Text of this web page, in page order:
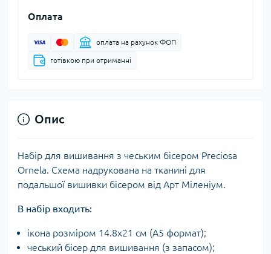
Оплата
оплата на рахунок ФОП
готівкою при отриманні
Опис
Набір для вишивання з чеським бісером Preciosa
Ornela. Схема надрукована на тканині для
подальшої вишивки бісером від Арт Міленіум.
В набір входить:
ікона розміром 14.8х21 см (А5 формат);
чеський бісер для вишивання (з запасом);